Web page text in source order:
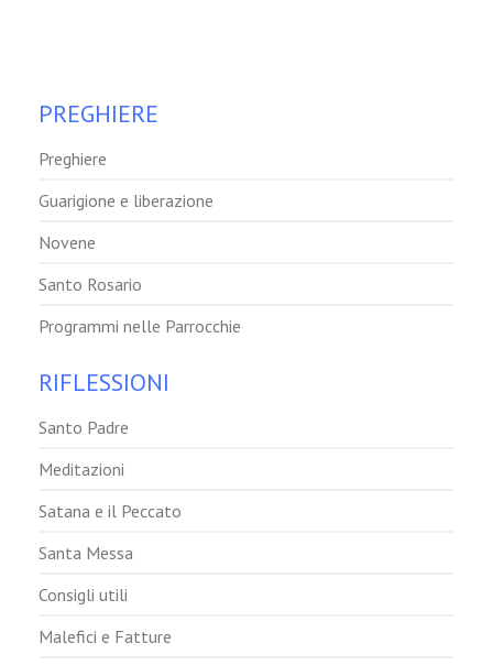
PREGHIERE
Preghiere
Guarigione e liberazione
Novene
Santo Rosario
Programmi nelle Parrocchie
RIFLESSIONI
Santo Padre
Meditazioni
Satana e il Peccato
Santa Messa
Consigli utili
Malefici e Fatture